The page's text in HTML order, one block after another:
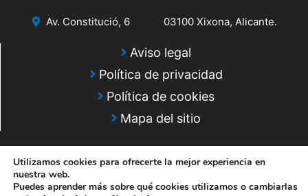
Av. Constitució, 6 03100 Xixona, Alicante.
Aviso legal
Política de privacidad
Política de cookies
Mapa del sitio
Utilizamos cookies para ofrecerte la mejor experiencia en
nuestra web.
Puedes aprender más sobre qué cookies utilizamos o cambiarlas